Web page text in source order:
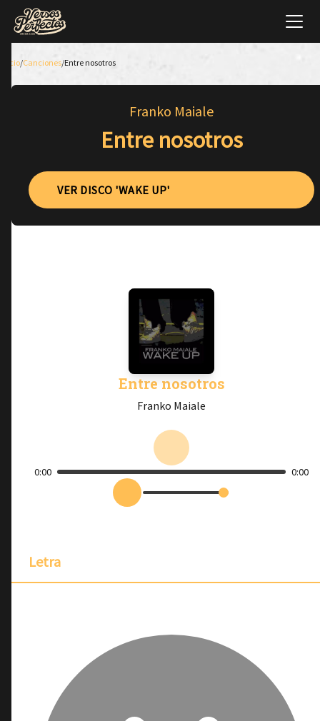
Inicio/Canciones/Entre nosotros
Franko Maiale
Entre nosotros
VER DISCO 'WAKE UP'
Entre nosotros
Franko Maiale
0:00 0:00
Letra